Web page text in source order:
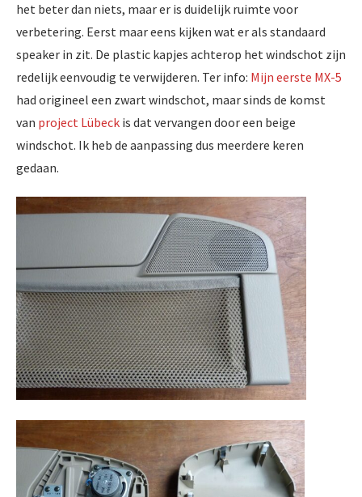
het beter dan niets, maar er is duidelijk ruimte voor
verbetering. Eerst maar eens kijken wat er als standaard
speaker in zit. De plastic kapjes achterop het windschot zijn
redelijk eenvoudig te verwijderen. Ter info: Mijn eerste MX-5
had origineel een zwart windschot, maar sinds de komst
van project Lübeck is dat vervangen door een beige
windschot. Ik heb de aanpassing dus meerdere keren
gedaan.